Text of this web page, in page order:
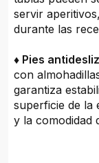
servir
durante las
♦ Pies
con
garantiza
superficie de la
y la comodidad